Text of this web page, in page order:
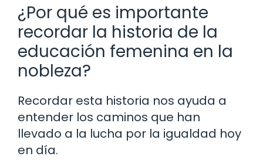
¿Por qué es importante
recordar la historia de la
educación femenina en la
nobleza?
Recordar esta historia nos ayuda a
entender los caminos que han
llevado a la lucha por la igualdad hoy
en día.